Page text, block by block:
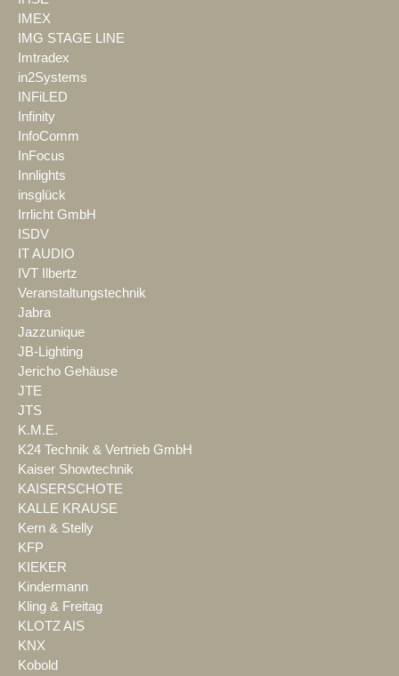
IMEX
IMG STAGE LINE
Imtradex
in2Systems
INFiLED
Infinity
InfoComm
InFocus
Innlights
insglück
Irrlicht GmbH
ISDV
IT AUDIO
IVT Ilbertz
Veranstaltungstechnik
Jabra
Jazzunique
JB-Lighting
Jericho Gehäuse
JTE
JTS
K.M.E.
K24 Technik & Vertrieb GmbH
Kaiser Showtechnik
KAISERSCHOTE
KALLE KRAUSE
Kern & Stelly
KFP
KIEKER
Kindermann
Kling & Freitag
KLOTZ AIS
KNX
Kobold